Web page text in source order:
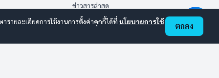
ข่าวสารล่าสุด
ประกาศจัดซื้อจัดจ้าง
ายละเอียดการใช้งานการตั้งค่าคุกกี้ได้ที่ นโยบายการใช้
ตกลง